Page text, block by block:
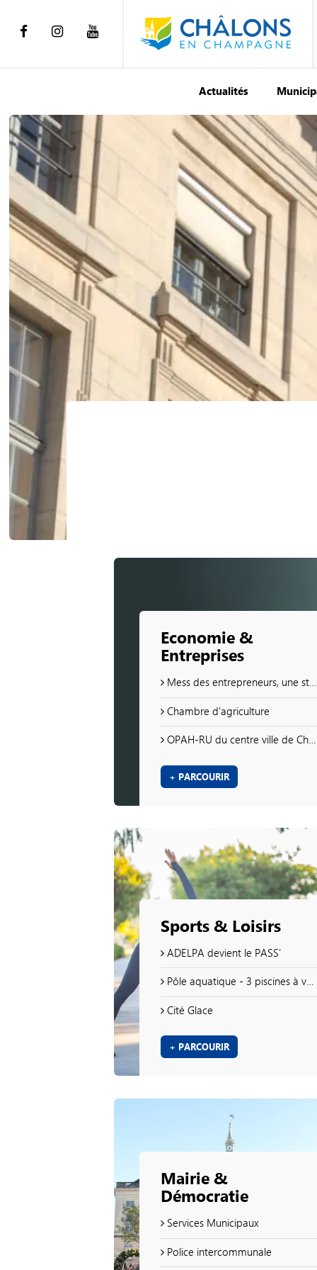
Actualités
Economie &
Entreprises
Mess des entrepreneurs, une stratégie gagnante
Chambre d'agriculture
OPAH-RU du centre ville de Châlons 2020-2025
+ PARCOURIR
Sports & Loisirs
ADELPA devient le PASS'
Pôle aquatique - 3 piscines à votre disposition !
Cité Glace
+ PARCOURIR
Mairie &
Démocratie
Services Municipaux
Police intercommunale